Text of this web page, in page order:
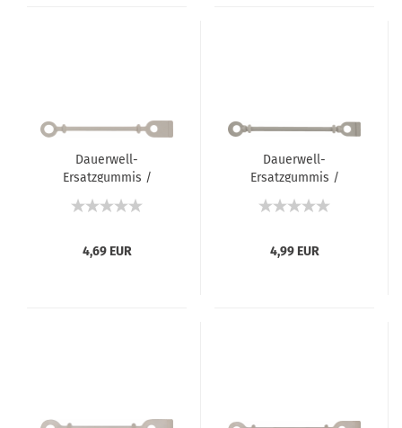
Dauerwell-
Ersatzgummis /
Distanzring (rund, kurz)
4,69 EUR
Dauerwell-
Ersatzgummis /
Distanzring (rund, lang)
4,99 EUR